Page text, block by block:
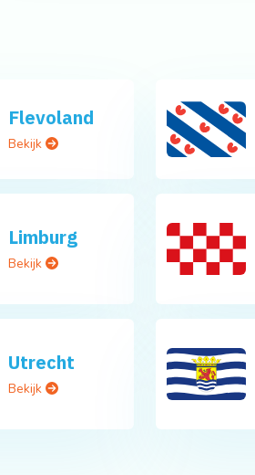
Flevoland
Bekijk
Limburg
Bekijk
Utrecht
Bekijk